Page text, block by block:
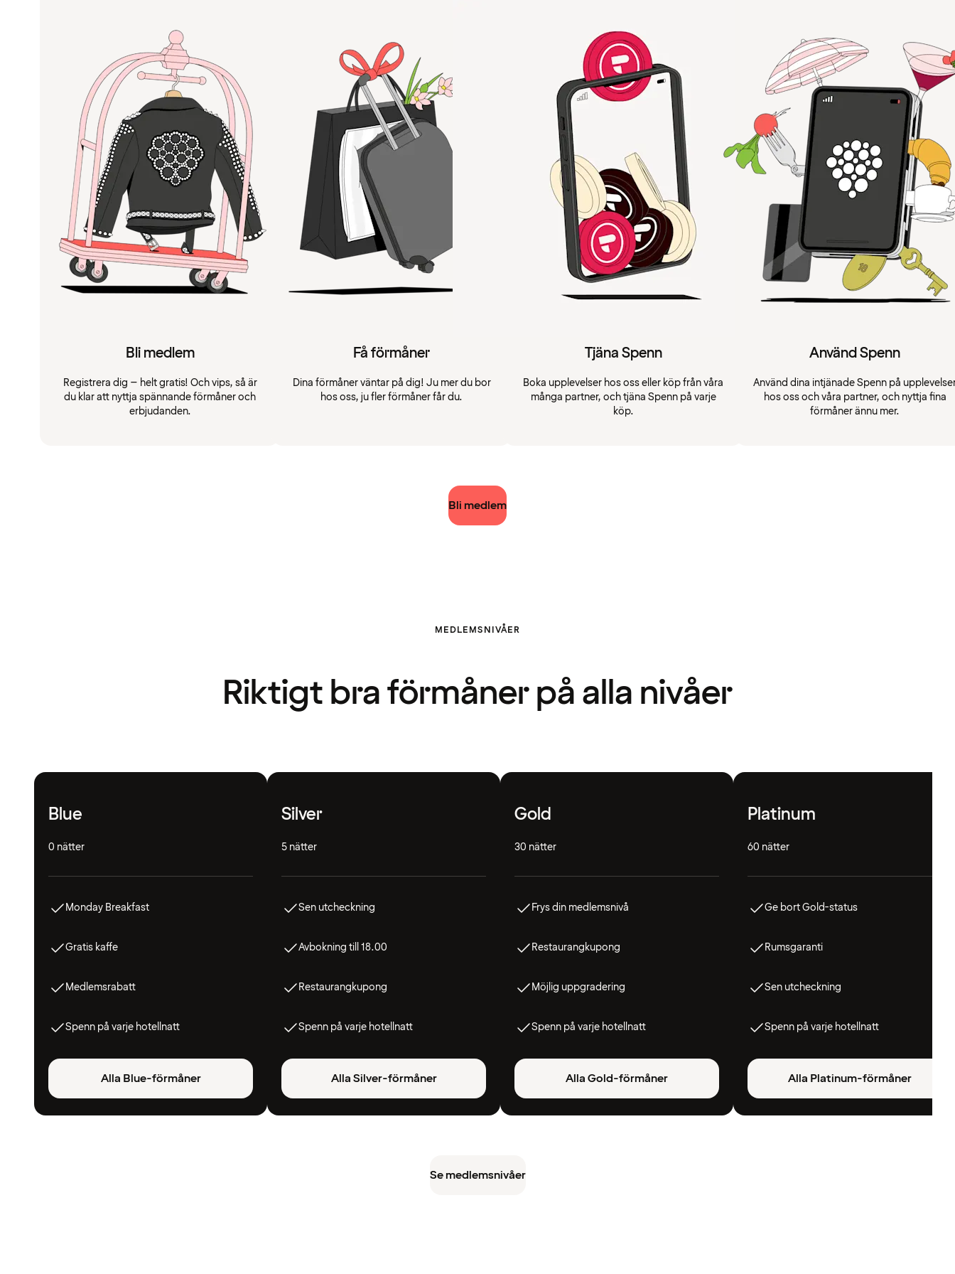
Bli medlem
Registrera dig – helt gratis! Och vips, så är
du klar att nyttja spännande förmåner och
erbjudanden.
Få förmåner
Dina förmåner väntar på dig! Ju mer du bor
hos oss, ju fler förmåner får du.
Tjäna Spenn
Boka upplevelser hos oss eller köp från våra
många partner, och tjäna Spenn på varje
köp.
Använd Spenn
Använd dina intjänade Spenn på
hos oss och våra partner, och nyttja fina
förmåner ännu mer.
Bli medlem
MEDLEMSNIVÅER
Riktigt bra förmåner på alla nivåer
Blue
0 nätter
Monday Breakfast
Gratis kaffe
Medlemsrabatt
Spenn på varje hotellnatt
Alla Blue-förmåner
Silver
5 nätter
Sen utcheckning
Avbokning till 18.00
Restaurangkupong
Spenn på varje hotellnatt
Alla Silver-förmåner
Gold
30 nätter
Frys din medlemsnivå
Restaurangkupong
Möjlig uppgradering
Spenn på varje hotellnatt
Alla Gold-förmåner
Platinum
60 nätter
Ge bort Gold-status
Rumsgaranti
Sen utcheckning
Spenn på varje hotellnatt
Alla Platinum-förmåner
Se medlemsnivåer